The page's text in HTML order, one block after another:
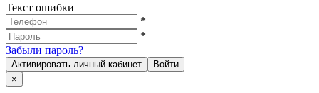
Текст ошибки
*
*
Забыли пароль?
Активировать личный кабинет
Войти
×